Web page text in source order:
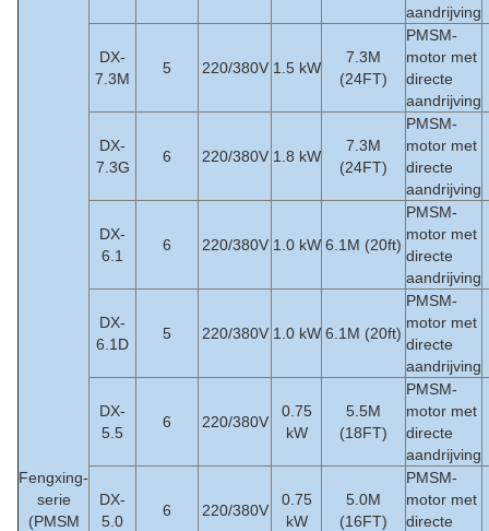
Fengxing-
serie
(PMSM
aandrijving
DX-
7.3M
5 220/380V 1.5 kW
7.3M
(24FT)
PMSM-
motor met
directe
aandrijving
DX-
7.3G
6 220/380V 1.8 kW
7.3M
(24FT)
PMSM-
motor met
directe
aandrijving
DX-
6.1
6 220/380V 1.0 kW 6.1M (20ft)
PMSM-
motor met
directe
aandrijving
DX-
6.1D
5 220/380V 1.0 kW 6.1M (20ft)
PMSM-
motor met
directe
aandrijving
DX-
5.5
6 220/380V
0.75
kW
5.5M
(18FT)
PMSM-
motor met
directe
aandrijving
DX-
5.0
6 220/380V
0.75
kW
5.0M
(16FT)
PMSM-
motor met
directe